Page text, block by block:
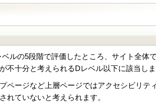
ルの5段階で評価したところ、サイト全
不十分と考えられるDレベル以下に該当しま
ページなど上層ページではアクセシビリ
れていないと考えられます。